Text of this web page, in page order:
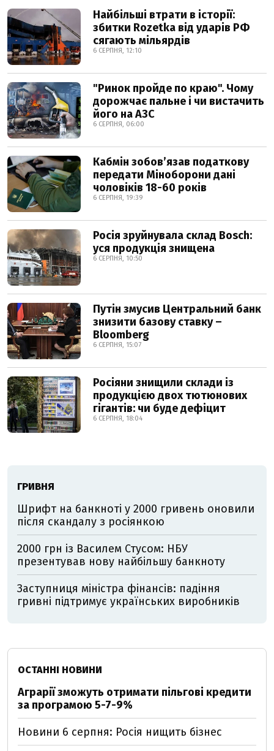
Найбільші втрати в історії:
збитки Rozetka від ударів РФ
сягають мільярдів
6 СЕРПНЯ, 12:10
"Ринок пройде по краю". Чому
дорожчає пальне і чи вистачить
його на АЗС
6 СЕРПНЯ, 06:00
Кабмін зобовʼязав податкову
передати Міноборони дані
чоловіків 18-60 років
6 СЕРПНЯ, 19:39
Росія зруйнувала склад Bosch:
уся продукція знищена
6 СЕРПНЯ, 10:50
Путін змусив Центральний банк
знизити базову ставку –
Bloomberg
6 СЕРПНЯ, 15:07
Росіяни знищили склади із
продукцією двох тютюнових
гігантів: чи буде дефіцит
6 СЕРПНЯ, 18:04
ГРИВНЯ
Шрифт на банкноті у 2000 гривень оновили
після скандалу з росіянкою
2000 грн із Василем Стусом: НБУ
презентував нову найбільшу банкноту
Заступниця міністра фінансів: падіння
гривні підтримує українських виробників
ОСТАННІ НОВИНИ
Аграрії зможуть отримати пільгові кредити
за програмою 5-7-9%
Новини 6 серпня: Росія нищить бізнес